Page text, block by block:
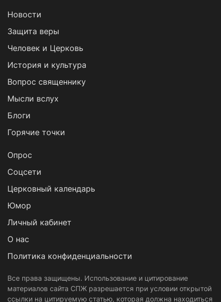
Новости
Защита веры
Человек и Церковь
История и культура
Вопрос священнику
Мысли вслух
Блоги
Горячие точки
Опрос
Cоцсети
Церковный календарь
Юмор
Личный кабинет
О нас
Политика конфиденциальности
Все права защищены. Использование и цитирование
материалов сайта СПЖ разрешается при условии открытой
ссылки на цитируемую статью, которая должна находиться